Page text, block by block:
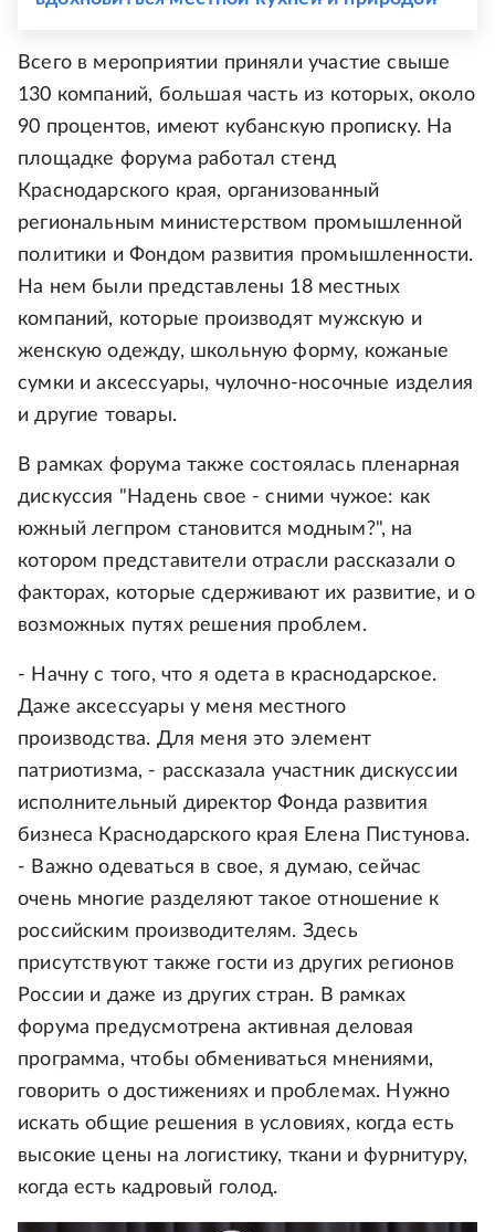
Всего в мероприятии приняли участие свыше
130 компаний, большая часть из которых, около
90 процентов, имеют кубанскую прописку. На
площадке форума работал стенд
Краснодарского края, организованный
региональным министерством промышленной
политики и Фондом развития промышленности.
На нем были представлены 18 местных
компаний, которые производят мужскую и
женскую одежду, школьную форму, кожаные
сумки и аксессуары, чулочно-носочные изделия
и другие товары.
В рамках форума также состоялась пленарная
дискуссия "Надень свое - сними чужое: как
южный легпром становится модным?", на
котором представители отрасли рассказали о
факторах, которые сдерживают их развитие, и о
возможных путях решения проблем.
- Начну с того, что я одета в краснодарское.
Даже аксессуары у меня местного
производства. Для меня это элемент
патриотизма, - рассказала участник дискуссии
исполнительный директор Фонда развития
бизнеса Краснодарского края Елена Пистунова.
- Важно одеваться в свое, я думаю, сейчас
очень многие разделяют такое отношение к
российским производителям. Здесь
присутствуют также гости из других регионов
России и даже из других стран. В рамках
форума предусмотрена активная деловая
программа, чтобы обмениваться мнениями,
говорить о достижениях и проблемах. Нужно
искать общие решения в условиях, когда есть
высокие цены на логистику, ткани и фурнитуру,
когда есть кадровый голод.